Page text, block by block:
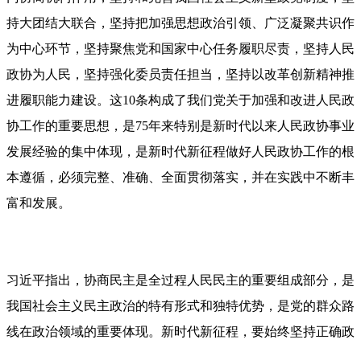
持大团结大联合，坚持把加强思想政治引领、广泛凝聚共识作
为中心环节，坚持聚焦党和国家中心任务履职尽责，坚持人民
政协为人民，坚持强化委员责任担当，坚持以改革创新精神推
进履职能力建设。这10条构成了我们党关于加强和改进人民政
协工作的重要思想，是75年来特别是新时代以来人民政协事业
发展经验的集中体现，是新时代新征程做好人民政协工作的根
本遵循，必须完整、准确、全面贯彻落实，并在实践中不断丰
富和发展。
习近平指出，协商民主是全过程人民民主的重要组成部分，是
我国社会主义民主政治的特有形式和独特优势，是党的群众路
线在政治领域的重要体现。新时代新征程，要始终坚持正确政